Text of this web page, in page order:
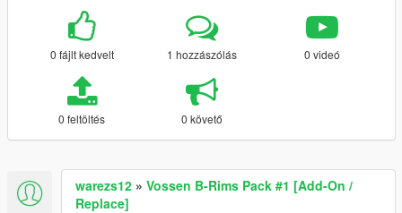
0 fájlt kedvelt 1 hozzászólás 0 videó
0 feltöltés 0 követő
warezs12 » Vossen B-Rims Pack #1 [Add-On /
Replace]